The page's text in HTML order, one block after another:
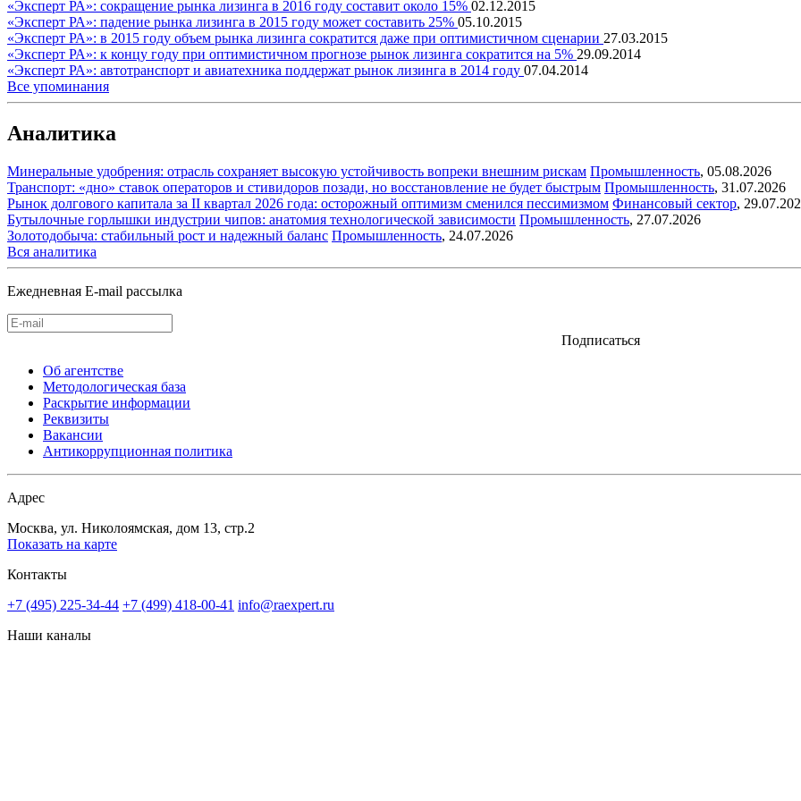
«Эксперт РА»: сокращение рынка лизинга в 2016 году составит около 15% 02.12.2015
«Эксперт РА»: падение рынка лизинга в 2015 году может составить 25% 05.10.2015
«Эксперт РА»: в 2015 году объем рынка лизинга сократится даже при оптимистичном сценарии 27.03.2015
«Эксперт РА»: к концу году при оптимистичном прогнозе рынок лизинга сократится на 5% 29.09.2014
«Эксперт РА»: автотранспорт и авиатехника поддержат рынок лизинга в 2014 году 07.04.2014
Все упоминания
Аналитика
Минеральные удобрения: отрасль сохраняет высокую устойчивость вопреки внешним рискам Промышленность, 05.08.2026
Транспорт: «дно» ставок операторов и стивидоров позади, но восстановление не будет быстрым Промышленность, 31.07.2026
Рынок долгового капитала за II квартал 2026 года: осторожный оптимизм сменился пессимизмом Финансовый сектор,
Бутылочные горлышки индустрии чипов: анатомия технологической зависимости Промышленность, 27.07.2026
Золотодобыча: стабильный рост и надежный баланс Промышленность, 24.07.2026
Вся аналитика
Ежедневная E-mail рассылка
Подписаться
Об агентстве
Методологическая база
Раскрытие информации
Реквизиты
Вакансии
Антикоррупционная политика
Адрес
Москва, ул. Николоямская, дом 13, стр.2
Показать на карте
Контакты
+7 (495) 225-34-44 +7 (499) 418-00-41 info@raexpert.ru
Наши каналы